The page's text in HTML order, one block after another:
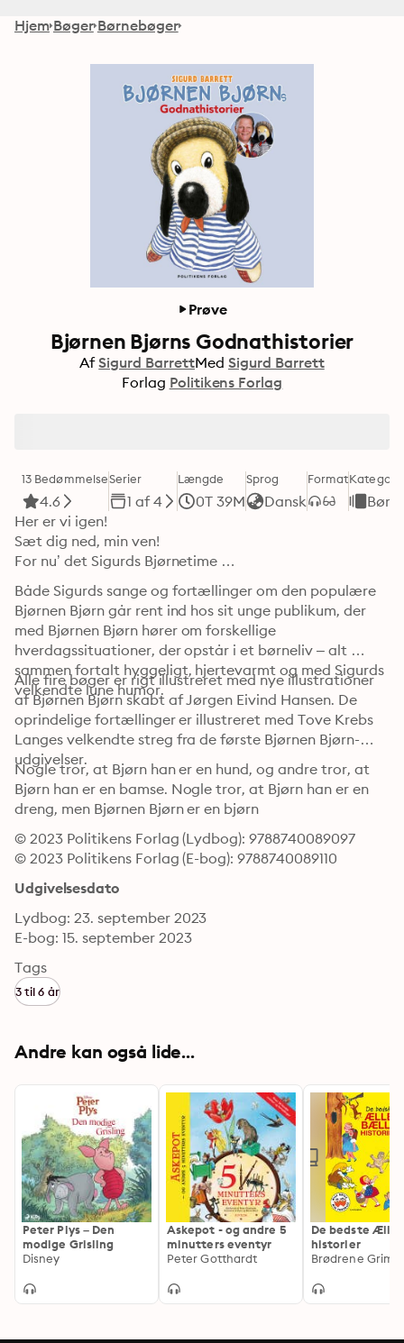
Hjem Bøger Børnebøger
Prøve
Bjørnen Bjørns Godnathistorier
Af Sigurd BarrettMed Sigurd Barrett
Forlag Politikens Forlag
13 Bedømmelse
4.6
Serier
1 af 4
Længde
0T 39M
Sprog
Dansk
FormatKategori
Her er vi igen!
Sæt dig ned, min ven!
For nu’ det Sigurds Bjørnetime …
Både Sigurds sange og fortællinger om den populære
Bjørnen Bjørn går rent ind hos sit unge publikum, der
med Bjørnen Bjørn hører om forskellige
hverdagssituationer, der opstår i et børneliv – alt
sammen fortalt hyggeligt, hjertevarmt og med Sigurds
velkendte lune humor.
Alle fire bøger er rigt illustreret med nye illustrationer
af Bjørnen Bjørn skabt af Jørgen Eivind Hansen. De
oprindelige fortællinger er illustreret med Tove Krebs
Langes velkendte streg fra de første Bjørnen Bjørn-
udgivelser.
Nogle tror, at Bjørn han er en hund, og andre tror, at
Bjørn han er en bamse. Nogle tror, at Bjørn han er en
dreng, men Bjørnen Bjørn er en bjørn
© 2023 Politikens Forlag (Lydbog): 9788740089097
© 2023 Politikens Forlag (E-bog): 9788740089110
Udgivelsesdato
Lydbog: 23. september 2023
E-bog: 15. september 2023
Tags
3 til 6 år
Andre kan også lide...
Peter Plys – Den
modige Grisling
Disney
Askepot - og andre 5
minutters eventyr
Peter Gotthardt
De bedste Ælle
historier
Brødrene